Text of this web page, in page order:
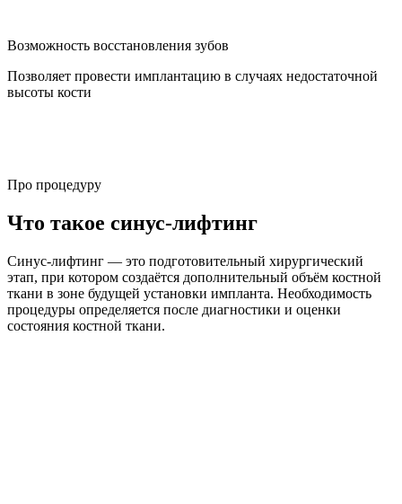
Возможность восстановления зубов
Позволяет провести имплантацию в случаях недостаточной
высоты кости
Про процедуру
Что такое синус-лифтинг
Синус-лифтинг — это подготовительный хирургический
этап, при котором создаётся дополнительный объём костной
ткани в зоне будущей установки импланта. Необходимость
процедуры определяется после диагностики и оценки
состояния костной ткани.